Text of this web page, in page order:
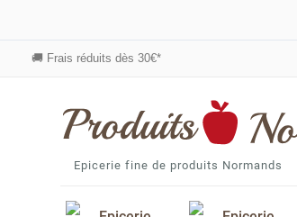
🚚 Frais réduits dès 30€*
Epicerie fine de produits Normands